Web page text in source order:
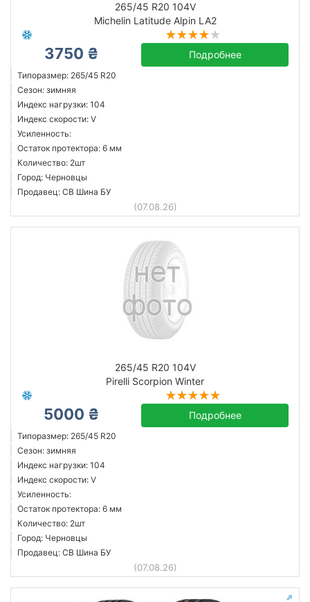
265/45 R20 104V
Michelin Latitude Alpin LA2
3750 ₴ Подробнее
Типоразмер: 265/45 R20
Сезон: зимняя
Индекс нагрузки: 104
Индекс скорости: V
Усиленность:
Остаток протектора: 6 мм
Количество: 2шт
Город: Черновцы
Продавец: СВ Шина БУ
(07.08.26)
265/45 R20 104V
Pirelli Scorpion Winter
5000 ₴ Подробнее
Типоразмер: 265/45 R20
Сезон: зимняя
Индекс нагрузки: 104
Индекс скорости: V
Усиленность:
Остаток протектора: 6 мм
Количество: 2шт
Город: Черновцы
Продавец: СВ Шина БУ
(07.08.26)